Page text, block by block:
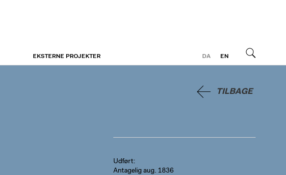
DA
EN
EKSTERNE PROJEKTER
TILBAGE
Udført
Antagelig aug. 1836